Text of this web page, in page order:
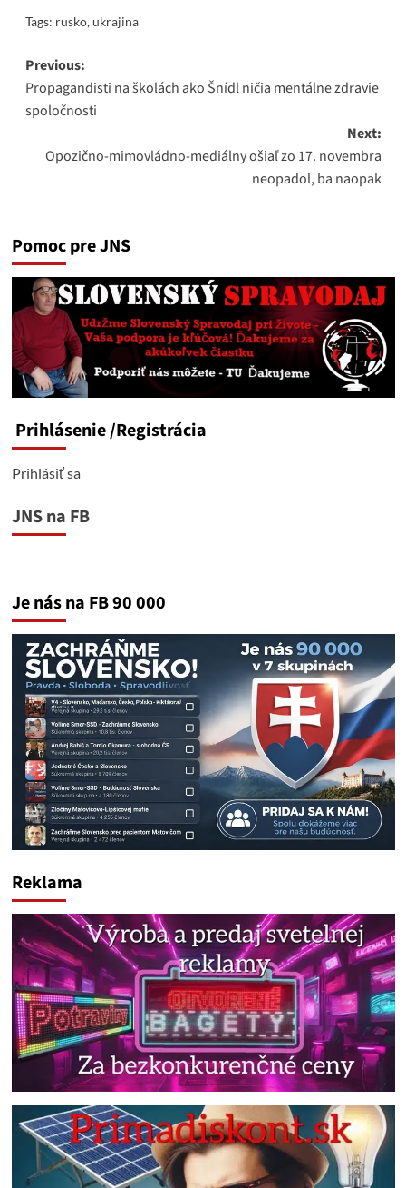
Tags: rusko,ukrajina
Post
navigation
Previous:
Propagandisti na školách ako Šnídl ničia mentálne zdravie
spoločnosti
Next:
Opozično-mimovládno-mediálny ošiaľ zo 17. novembra
neopadol, ba naopak
Pomoc pre JNS
Prihlásenie/Registrácia
Prihlásiť sa
JNS na FB
Je nás na FB 90 000
Reklama